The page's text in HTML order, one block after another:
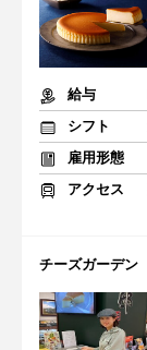
給与
シフト
雇用形態
アクセス
チーズガーデ